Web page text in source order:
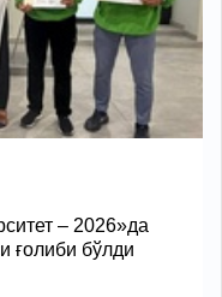
– 2026»да
ғолиби бўлди